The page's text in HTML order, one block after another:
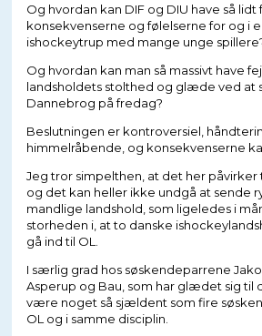
Og hvordan kan DIF og DIU have så lidt
konsekvenserne og følelserne for og i
ishockeytrup med mange unge
Og hvordan kan man så massivt have
landsholdets stolthed og glæde ved at
Dannebrog på fredag?
Beslutningen er kontroversiel,
himmelråbende, og konsekvenserne
Jeg tror simpelthen, at det her påvirker
og det kan heller ikke undgå at sende
mandlige landshold, som ligeledes i
storheden i, at to danske
gå ind til OL.
I særlig grad hos søskendeparrene
Asperup og Bau, som har glædet sig til
være noget så sjældent som fire
OL og i samme disciplin.